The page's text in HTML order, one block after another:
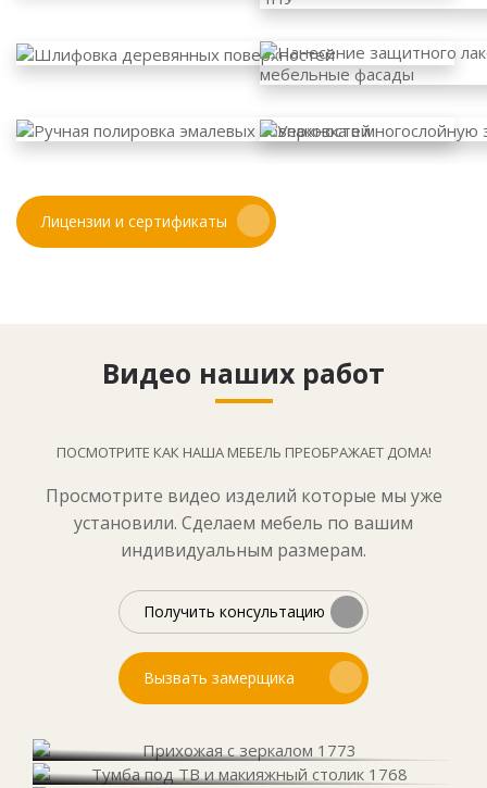
Лицензии и сертификаты
Видео наших работ
ПОСМОТРИТЕ КАК НАША МЕБЕЛЬ ПРЕОБРАЖАЕТ ДОМА!
Просмотрите видео изделий которые мы уже
установили. Сделаем мебель по вашим
индивидуальным размерам.
Получить консультацию
Вызвать замерщика